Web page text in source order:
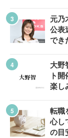
元乃
公表
でき
大野
ト
楽し
転職
心し
の目